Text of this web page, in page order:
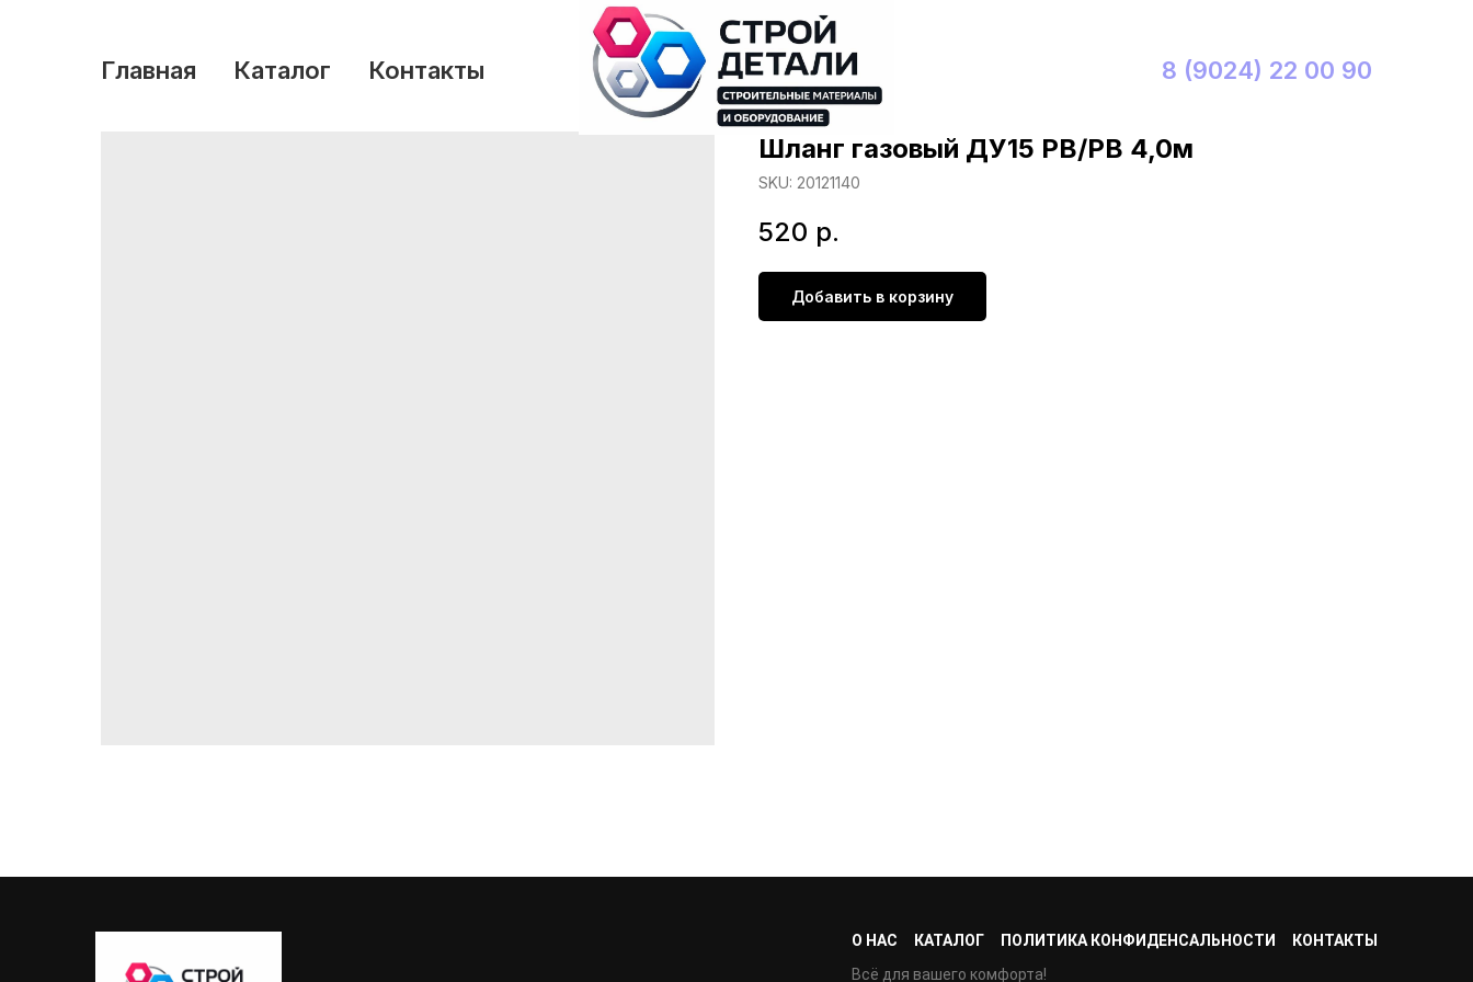
Главная Каталог Контакты 8 (9024) 22 00 90
Шланг газовый ДУ15 РВ/РВ 4,0м
SKU: 20121140
520 р.
Добавить в корзину
О НАС КАТАЛОГ ПОЛИТИКА КОНФИДЕНСАЛЬНОСТИ
КОНТАКТЫ
Всё для вашего комфорта!